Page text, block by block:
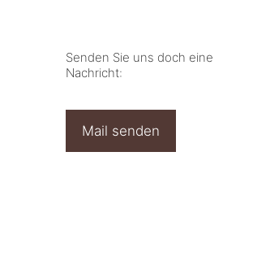
Senden Sie uns doch eine
Nachricht:
Mail senden